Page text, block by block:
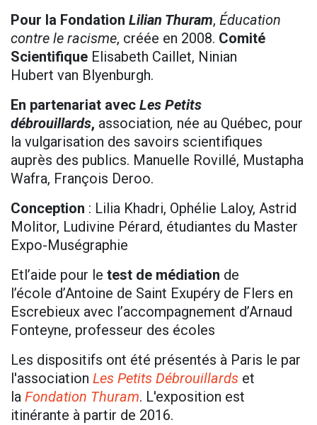
Pour la Fondation Lilian Thuram, Éducation
contre le racisme, créée en 2008. Comité
Scientifique Elisabeth Caillet, Ninian
Hubert van Blyenburgh.
En partenariat avec Les Petits
débrouillards, association, née au Québec, pour
la vulgarisation des savoirs scientifiques
auprès des publics. Manuelle Rovillé, Mustapha
Wafra, François Deroo.
Conception : Lilia Khadri, Ophélie Laloy, Astrid
Molitor, Ludivine Pérard, étudiantes du Master
Expo-Muségraphie
Etl’aide pour le test de médiation de
l’école d’Antoine de Saint Exupéry de Flers en
Escrebieux avec l’accompagnement d’Arnaud
Fonteyne, professeur des écoles
Les dispositifs ont été présentés à Paris le par
l'association Les Petits Débrouillards et
la Fondation Thuram. L'exposition est
itinérante à partir de 2016.